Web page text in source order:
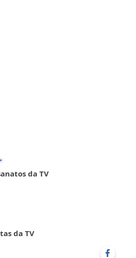
da TV
da TV